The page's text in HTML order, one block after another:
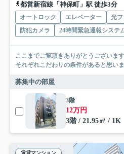
都営新宿線「神保町」駅 徒歩3分
オートロック エレベーター 光
防犯カメラ
24時間緊急通報システ
ここまでご覧頂きありがとうございます。 お部屋探しの際には、皆
それぞれこだわりの条件があると思い
募集中の部屋
3階
12万円
3階 / 21.95㎡ / 1K
賃貸マンション